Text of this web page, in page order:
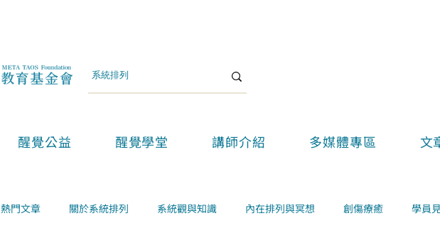
醒覺公益 醒覺學堂 講師介紹 多媒體專區 文
熱門文章 關於系統排列 系統觀與知識 內在排列與冥想 創傷療癒 學員